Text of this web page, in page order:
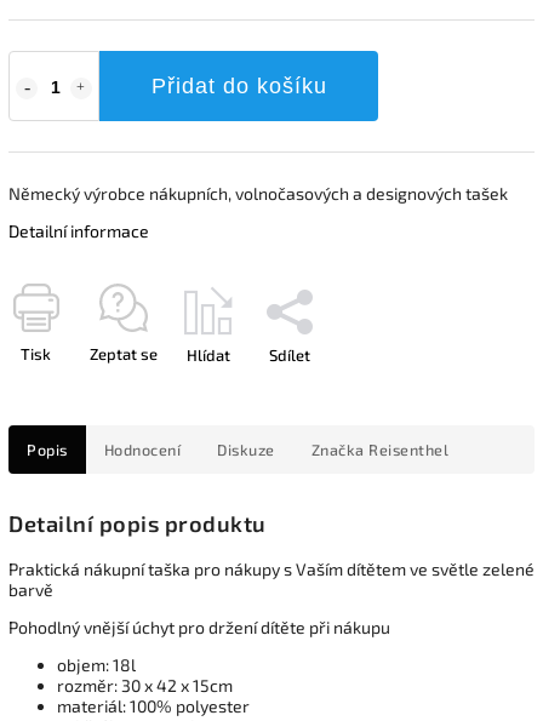
Přidat do košíku
Německý výrobce nákupních, volnočasových a designových tašek
Detailní informace
Tisk Zeptat se Hlídat Sdílet
Popis Hodnocení Diskuze Značka Reisenthel
Detailní popis produktu
Praktická nákupní taška pro nákupy s Vaším dítětem ve světle zelené
barvě
Pohodlný vnější úchyt pro držení dítěte při nákupu
objem: 18l
rozměr: 30 x 42 x 15cm
materiál: 100% polyester